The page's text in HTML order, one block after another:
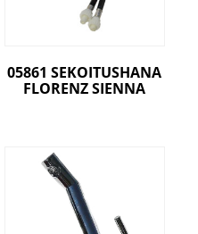
05861 SEKOITUSHANA
FLORENZ SIENNA